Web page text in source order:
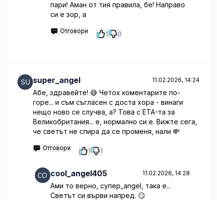
пари! Аман от тия правила, бе! Направо
си е зор, а
Отговори 1 0
super_angel 11.02.2026, 14:24
Абе, здравейте! 😅 Четох коментарите по-
горе... и съм съгласен с доста хора - винаги
нещо ново се случва, а? Това с ETA-та за
Великобритания... е, нормално си е. Вижте сега,
че светът не спира да се променя, нали 💸
Отговори 1 1
cool_angel405 11.02.2026, 14:28
Ами то верно, супер_angel, така е...
Светът си върви напред. 😏